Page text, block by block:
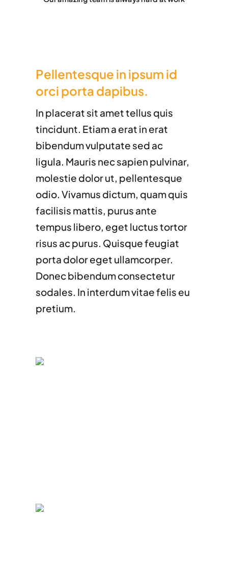
Pellentesque in ipsum id
orci porta dapibus.
In placerat sit amet tellus quis
tincidunt. Etiam a erat in erat
bibendum vulputate sed ac
ligula. Mauris nec sapien pulvinar,
molestie dolor ut, pellentesque
odio. Vivamus dictum, quam quis
facilisis mattis, purus ante
tempus libero, eget luctus tortor
risus ac purus. Quisque feugiat
porta dolor eget ullamcorper.
Donec bibendum consectetur
sodales. In interdum vitae felis eu
pretium.